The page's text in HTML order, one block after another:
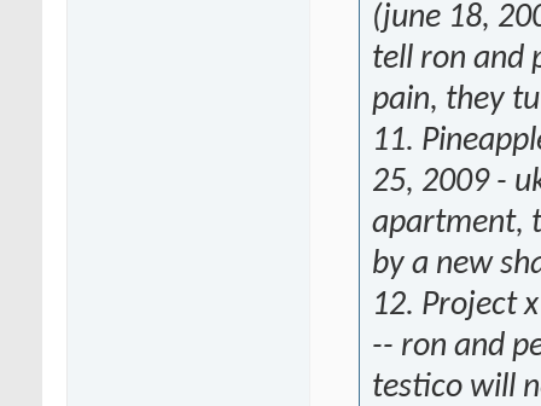
(june 18,
tell ron and
pain, they
11.
25, 2009 -
apartment,
by a new
12. Project
-- ron and
testico will